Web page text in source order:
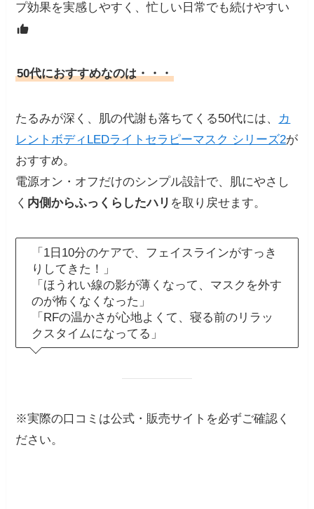
プ効果を実感しやすく、忙しい日常でも続けやすい
50代におすすめなのは・・・
たるみが深く、肌の代謝も落ちてくる50代には、 カ
レントボディLEDライトセラピーマスク シリーズ2が
おすすめ。
電源オン・オフだけのシンプル設計で、肌にやさし
く 内側からふっくらしたハリ を取り戻せます。
「1日10分のケアで、フェイスラインがすっき
りしてきた！」
「ほうれい線の影が薄くなって、マスクを外す
のが怖くなくなった」
「RFの温かさが心地よくて、寝る前のリラッ
クスタイムになってる」
※実際の口コミは公式・販売サイトを必ずご確認く
ださい。